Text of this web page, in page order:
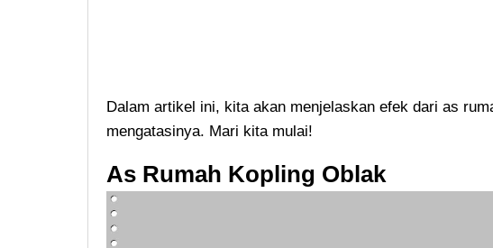
Dalam artikel ini, kita akan menjelaskan efek dari as
mengatasinya. Mari kita mulai!
As Rumah Kopling Oblak